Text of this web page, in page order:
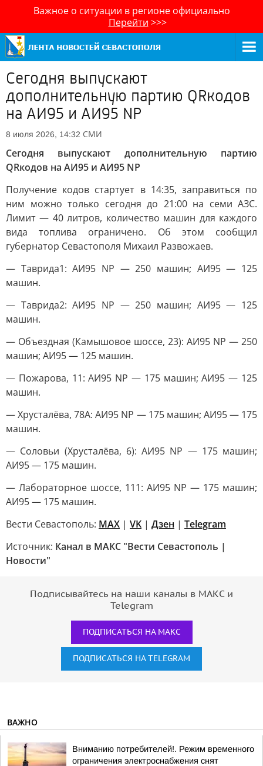
Важное о ситуации в регионе официально
Перейти >>>
Сегодня выпускают
дополнительную партию QRкодов
на АИ95 и АИ95 NP
8 июля 2026, 14:32 СМИ
Сегодня выпускают дополнительную партию
QRкодов на АИ95 и АИ95 NP
Получение кодов стартует в 14:35, заправиться по
ним можно только сегодня до 21:00 на семи АЗС.
Лимит — 40 литров, количество машин для каждого
вида топлива ограничено. Об этом сообщил
губернатор Севастополя Михаил Развожаев.
— Таврида1: АИ95 NP — 250 машин; АИ95 — 125
машин.
— Таврида2: АИ95 NP — 250 машин; АИ95 — 125
машин.
— Объездная (Камышовое шоссе, 23): АИ95 NP — 250
машин; АИ95 — 125 машин.
— Пожарова, 11: АИ95 NP — 175 машин; АИ95 — 125
машин.
— Хрусталёва, 78А: АИ95 NP — 175 машин; АИ95 — 175
машин.
— Соловьи (Хрусталёва, 6): АИ95 NP — 175 машин;
АИ95 — 175 машин.
— Лабораторное шоссе, 111: АИ95 NP — 175 машин;
АИ95 — 175 машин.
Вести Севастополь: MAX | VK | Дзен | Telegram
Источник: Канал в МАКС "Вести Севастополь |
Новости"
Подписывайтесь на наши каналы в МАКС и
Telegram
ПОДПИСАТЬСЯ НА МАКС
ПОДПИСАТЬСЯ НА TELEGRAM
ВАЖНО
Вниманию потребителей!. Режим временного
ограничения электроснабжения снят